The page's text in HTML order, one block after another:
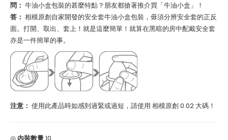
問： 牛油小盒包裝的甚麼特點？朋友都搶著推介買「牛油小盒」！
答： 相模原創自家開發的安全套牛油小盒包裝，毋須分辨安全套的正反
面。打開、取出、套上！就是這麼簡單！就算在黑暗的房中配戴安全套
亦是一件簡單的事。
注意： 使用此產品時如感到過緊或過短，請使用 相模原創 0.02 大碼！